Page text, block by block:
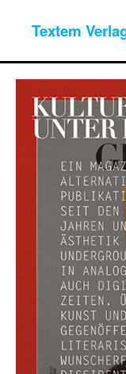
Textem